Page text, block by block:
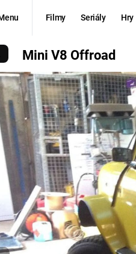
Filmy Seriály Hry
Filmy
STAR WARS
AVENGERS
RYCHLE A
ZBĚSILE 10
PREDÁTOR
Mini V8 Offroad